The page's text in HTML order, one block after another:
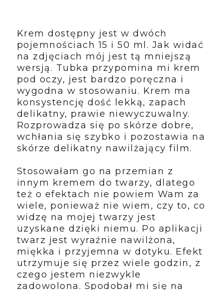
Krem dostępny jest w dwóch
pojemnościach 15 i 50 ml. Jak widać
na zdjęciach mój jest tą mniejszą
wersją. Tubka przypomina mi krem
pod oczy, jest bardzo poręczna i
wygodna w stosowaniu. Krem ma
konsystencję dość lekką, zapach
delikatny, prawie niewyczuwalny.
Rozprowadza się po skórze dobre,
wchłania się szybko i pozostawia na
skórze delikatny nawilżający film.
Stosowałam go na przemian z
innym kremem do twarzy, dlatego
też o efektach nie powiem Wam za
wiele, ponieważ nie wiem, czy to, co
widzę na mojej twarzy jest
uzyskane dzięki niemu. Po aplikacji
twarz jest wyraźnie nawilżona,
miękka i przyjemna w dotyku. Efekt
utrzymuje się przez wiele godzin, z
czego jestem niezwykle
zadowolona. Spodobał mi się na